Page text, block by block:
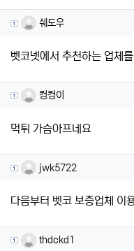
쉐도우님의 댓글
쉐도우
벳코넷에서 추천하는 업체
컹컹이님의 댓글
컹컹이
먹튀 가슴아프네요
jwk5722님의
jwk5722
다음부터 벳코 보증업체 이
thdckd1님의 댓
thdckd1